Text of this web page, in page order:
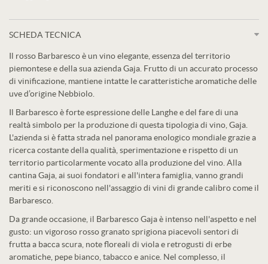
SCHEDA TECNICA
Il rosso Barbaresco è un vino elegante, essenza del territorio
piemontese e della sua azienda Gaja. Frutto di un accurato processo
di vinificazione, mantiene intatte le caratteristiche aromatiche delle
uve d’origine Nebbiolo.
Il Barbaresco è forte espressione delle Langhe e del fare di una
realtà simbolo per la produzione di questa tipologia di vino, Gaja.
L'azienda si è fatta strada nel panorama enologico mondiale grazie a
ricerca costante della qualità, sperimentazione e rispetto di un
territorio particolarmente vocato alla produzione del vino. Alla
cantina Gaja, ai suoi fondatori e all'intera famiglia, vanno grandi
meriti e si riconoscono nell'assaggio di vini di grande calibro come il
Barbaresco.
Da grande occasione, il Barbaresco Gaja è intenso nell'aspetto e nel
gusto: un vigoroso rosso granato sprigiona piacevoli sentori di
frutta a bacca scura, note floreali di viola e retrogusti di erbe
aromatiche, pepe bianco, tabacco e anice. Nel complesso, il